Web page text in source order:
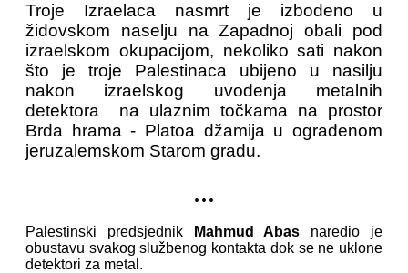
Troje Izraelaca nasmrt je izbodeno u
židovskom naselju na Zapadnoj obali pod
izraelskom okupacijom, nekoliko sati nakon
što je troje Palestinaca ubijeno u nasilju
nakon izraelskog uvođenja metalnih
detektora na ulaznim točkama na prostor
Brda hrama - Platoa džamija u ograđenom
jeruzalemskom Starom gradu.
...
Palestinski predsjednik Mahmud Abas naredio je
obustavu svakog službenog kontakta dok se ne uklone
detektori za metal.